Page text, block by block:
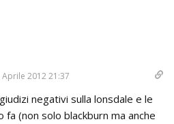
Aprile 2012 21:37
negativi sulla lonsdale e le
fa (non solo blackburn ma anche